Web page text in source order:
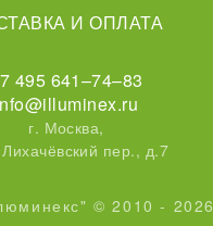
© 2010 - 2026
И ОПЛАТА
495 641–74–83
г. Москва,
пер., д.7